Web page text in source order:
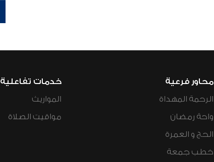
محاور فرعية
الرحمة المهداة
واحة رمضان
الحج و العمرة
خطب جمعة
خدمات تفاعلية
المواريث
مواقيت الصلاة